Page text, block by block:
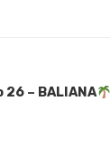
26 – BALIANA